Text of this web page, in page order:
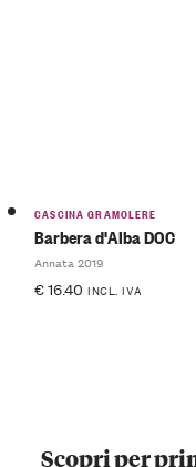
CASCINA GRAMOLERE
Barbera d'Alba DOC
Annata 2019
€16.40 INCL. IVA
Scopri per